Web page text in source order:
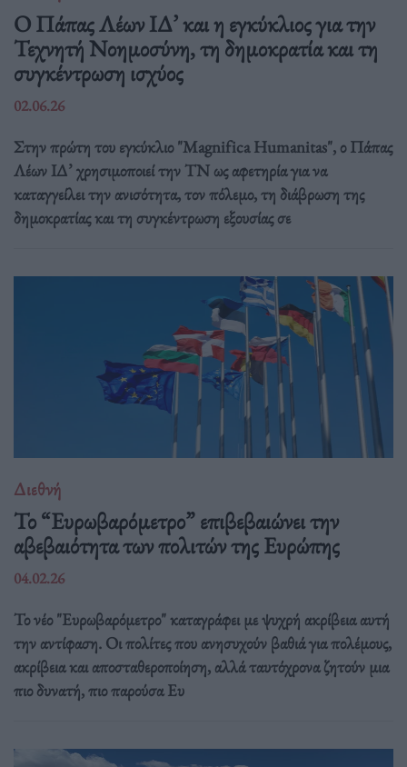
Ο Πάπας Λέων ΙΔ’ και η εγκύκλιος για την
Τεχνητή Νοημοσύνη, τη δημοκρατία και τη
συγκέντρωση ισχύος
02.06.26
Στην πρώτη του εγκύκλιο "Magnifica Humanitas", ο Πάπας
Λέων ΙΔ’ χρησιμοποιεί την ΤΝ ως αφετηρία για να
καταγγείλει την ανισότητα, τον πόλεμο, τη διάβρωση της
δημοκρατίας και τη συγκέντρωση εξουσίας σε
Διεθνή
Το “Ευρωβαρόμετρο” επιβεβαιώνει την
αβεβαιότητα των πολιτών της Ευρώπης
04.02.26
Το νέο "Ευρωβαρόμετρο" καταγράφει με ψυχρή ακρίβεια αυτή
την αντίφαση. Oι πολίτες που ανησυχούν βαθιά για πολέμους,
ακρίβεια και αποσταθεροποίηση, αλλά ταυτόχρονα ζητούν μια
πιο δυνατή, πιο παρούσα Ευ